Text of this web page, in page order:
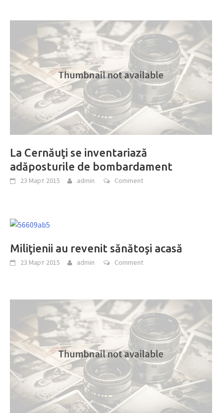
La Cernăuţi se inventariază
adăposturile de bombardament
23 Март 2015 admin Comment
Miliţienii au revenit sănătoşi acasă
23 Март 2015 admin Comment